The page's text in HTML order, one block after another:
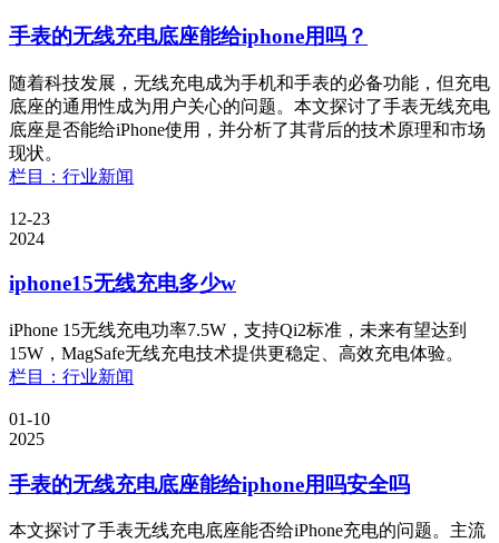
手表的无线充电底座能给iphone用吗？
随着科技发展，无线充电成为手机和手表的必备功能，但充电
底座的通用性成为用户关心的问题。本文探讨了手表无线充电
底座是否能给iPhone使用，并分析了其背后的技术原理和市场
现状。
栏目：行业新闻
12-23
2024
iphone15无线充电多少w
iPhone 15无线充电功率7.5W，支持Qi2标准，未来有望达到
15W，MagSafe无线充电技术提供更稳定、高效充电体验。
栏目：行业新闻
01-10
2025
手表的无线充电底座能给iphone用吗安全吗
本文探讨了手表无线充电底座能否给iPhone充电的问题。主流